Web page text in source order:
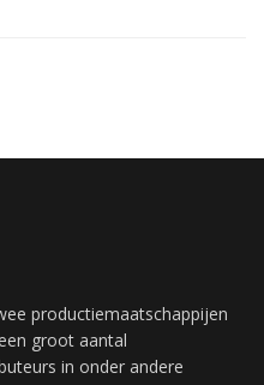
productiemaatschappijen
groot aantal
in onder andere